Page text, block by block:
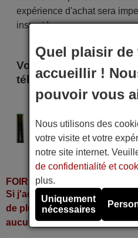
expérience d'achat sera
instant !
Voici certains
télécommande
YAMADA PVD 520
Alimentation : 2 piles
Pile alcaline type AAA
dans la grande majorité
FOIRE AUX QUESTIONS
Si j'achète la télécommande,
de plus ou fonctionne-t-elle
aucun code?
Quel plaisir de
accueillir !
pouvoir vous
Nous utilisons des
votre visite et votre
notre site internet.
de confidentialité et
plus.
Uniquement
nécessaires